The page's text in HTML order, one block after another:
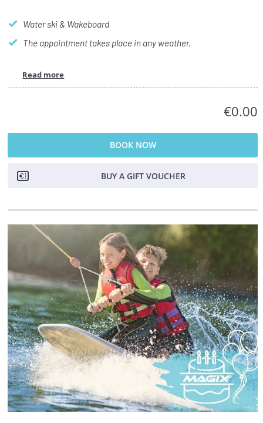
Water ski & Wakeboard
The appointment takes place in any weather.
Read more
€0.00
BOOK NOW
BUY A GIFT VOUCHER